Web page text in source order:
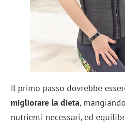
Il primo passo dovrebbe
migliorare la dieta,
nutrienti necessari, ed